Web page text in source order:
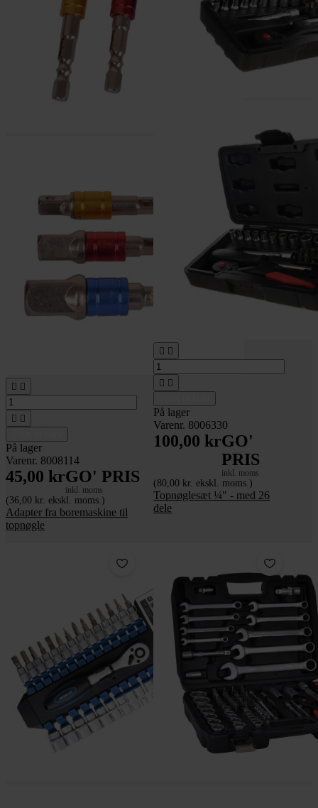
 
 
På lager
Varenr. 8008114
45,00 krGO' PRIS
inkl. moms
(36,00 kr. ekskl. moms.)
Adapter fra boremaskine til
topnøgle
 
 
På lager
Varenr. 8006330
100,00 krGO'
PRIS
inkl. moms
(80,00 kr. ekskl. moms.)
Topnøglesæt ¼" - med 26
dele